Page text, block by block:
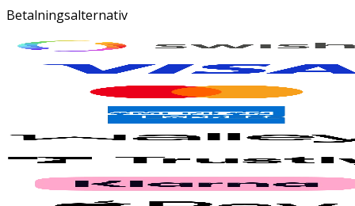
Betalningsalternativ